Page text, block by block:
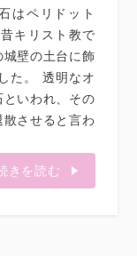
はペリドット
キリスト教で
壁の土台に飾
た。 透明なオ
といわれ、その
させると言わ
きを読む